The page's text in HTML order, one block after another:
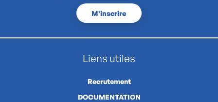
M'inscrire
Liens utiles
Recrutement
DOCUMENTATION